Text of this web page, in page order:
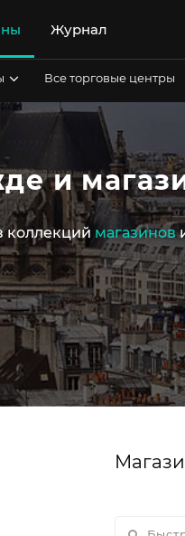
Журнал
Все торговые центры
и
коллекций магазинов